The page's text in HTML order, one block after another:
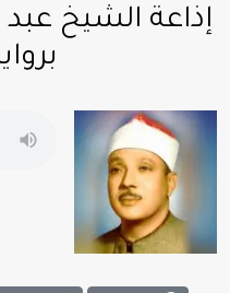
إذاعة الشيخ